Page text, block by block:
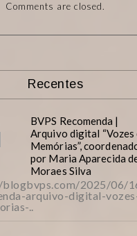
Comments are closed.
Recentes
BVPS Recomenda |
Arquivo digital “Vozes
Memórias”,
por Maria Aparecida
Moraes Silva
2025/06/
arquivo-digital-
..